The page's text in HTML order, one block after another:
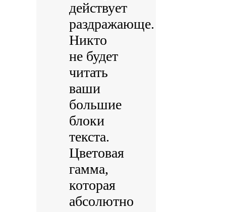
действует
раздражающе.
Никто
не будет
читать
ваши
большие
блоки
текста.
Цветовая
гамма,
которая
абсолютно